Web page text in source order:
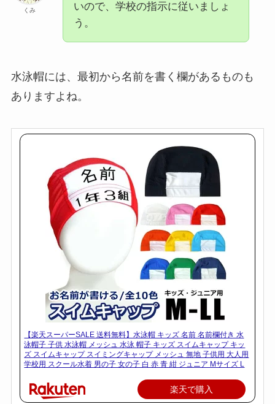
くみ
いので、学校の指示に従いましょ
う。
水泳帽には、最初から名前を書く欄があるものも
ありますよね。
【楽天スーパーSALE 送料無料】水泳帽 キッズ 名前 名前欄付き 水
泳帽子 子供 水泳帽 メッシュ 水泳 帽子 キッズ スイムキャップ キッ
ズ スイムキャップ スイミングキャップ メッシュ 無地 子供用 大人用
学校用 スクール水着 男の子 女の子 白 赤 青 紺 ジュニア Mサイズ L
楽天で購入